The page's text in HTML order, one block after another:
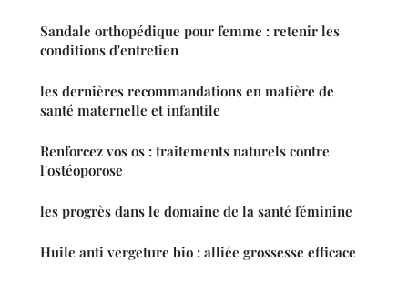
Sandale orthopédique pour femme : retenir les
conditions d'entretien
les dernières recommandations en matière de
santé maternelle et infantile
Renforcez vos os : traitements naturels contre
l'ostéoporose
les progrès dans le domaine de la santé féminine
Huile anti vergeture bio : alliée grossesse efficace